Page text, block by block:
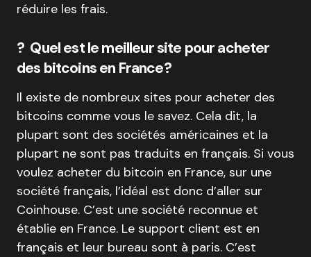
réduire les frais.
? Quel est le meilleur site pour acheter
des bitcoins en France?
Il existe de nombreux sites pour acheter des
bitcoins comme vous le savez. Cela dit, la
plupart sont des sociétés américaines et la
plupart ne sont pas traduits en français. Si vous
voulez acheter du bitcoin en France, sur une
société français, l’idéal est donc d’aller sur
Coinhouse. C’est une société reconnue et
établie en France. Le support client est en
français et leur bureau sont à paris. C’est